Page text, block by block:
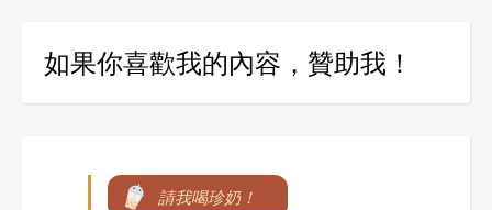
如果你喜歡我的內容，贊助我！
請我喝珍奶！